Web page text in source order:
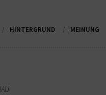
HINTERGRUND MEINUNG